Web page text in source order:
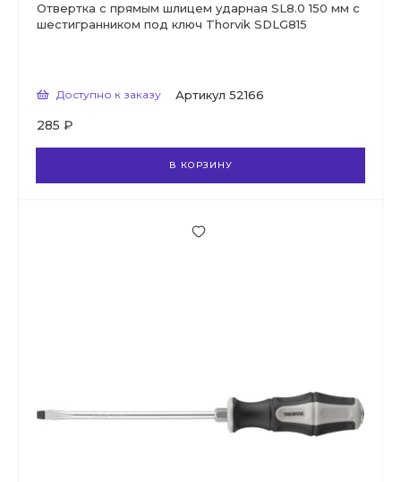
Отвертка с прямым шлицем ударная SL8.0 150 мм с
шестигранником под ключ Thorvik SDLG815
Доступно к заказу Артикул 52166
285 ₽
В КОРЗИНУ